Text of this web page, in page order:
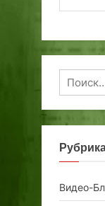
Найти:
Видео-